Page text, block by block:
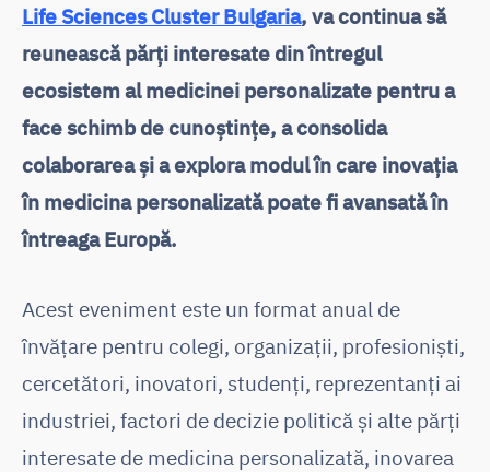
Life Sciences Cluster Bulgaria, va continua să
reunească părți interesate din întregul
ecosistem al medicinei personalizate pentru a
face schimb de cunoștințe, a consolida
colaborarea și a explora modul în care inovația
în medicina personalizată poate fi avansată în
întreaga Europă.
Acest eveniment este un format anual de
învățare pentru colegi, organizații, profesioniști,
cercetători, inovatori, studenți, reprezentanți ai
industriei, factori de decizie politică și alte părți
interesate de medicina personalizată, inovarea